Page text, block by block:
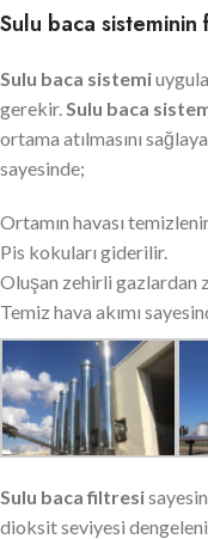
Sulu baca sisteminin
Sulu baca sistemi
gerekir.Sulu baca
ortama atılmasını
sayesinde;
Ortamın havası
Pis kokuları giderilir.
Oluşan zehirli gazlardan
Temiz hava akımı
Sulu baca filtresi
dioksit seviyesi